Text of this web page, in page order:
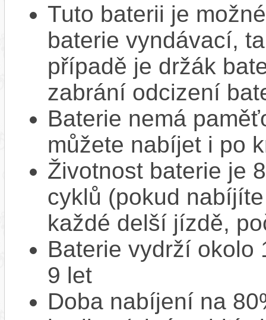
Tuto baterii je
baterie vyndávací,
případě je držák
zabrání odcizení
Baterie nemá
můžete nabíjet i po
Životnost baterie je
cyklů (pokud
každé delší jízdě,
Baterie vydrží okolo
9 let
Doba nabíjení na